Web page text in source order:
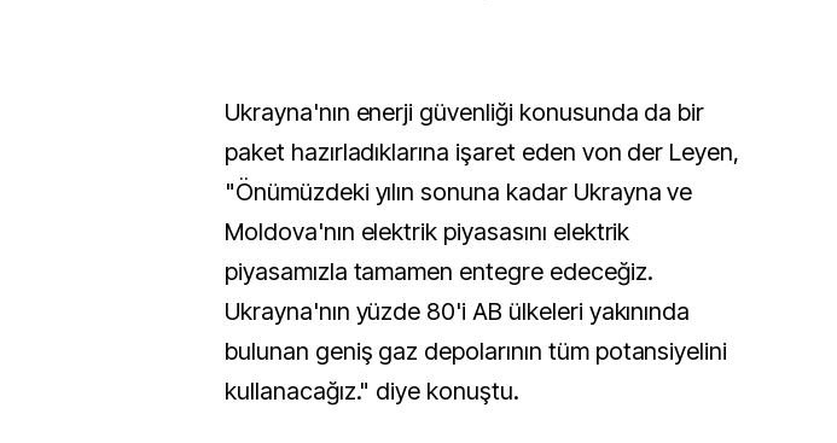
Ukrayna'nın enerji güvenliği konusunda da bir
paket hazırladıklarına işaret eden von der Leyen,
"Önümüzdeki yılın sonuna kadar Ukrayna ve
Moldova'nın elektrik piyasasını elektrik
piyasamızla tamamen entegre edeceğiz.
Ukrayna'nın yüzde 80'i AB ülkeleri yakınında
bulunan geniş gaz depolarının tüm potansiyelini
kullanacağız." diye konuştu.